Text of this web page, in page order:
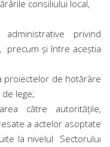
consiliului local,
privind
precum şi între aceştia
proiectelor de hotărâre
lege;
către autorităţile,
a actelor asoptate
la nivelul Sectorului